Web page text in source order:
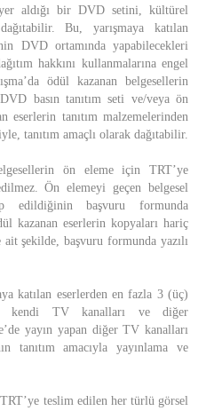
yer aldığı bir DVD setini, kültürel
Bu, yarışmaya katılan
DVD ortamında yapabilecekleri
hakkını kullanmalarına engel
ödül kazanan belgesellerin
basın tanıtım seti ve/veya ön
eserlerin tanıtım malzemelerinden
tanıtım amaçlı olarak dağıtabilir.
ön eleme için TRT’ye
Ön elemeyi geçen belgesel
edildiğinin başvuru formunda
kazanan eserlerin kopyaları hariç
şekilde, başvuru formunda yazılı
katılan eserlerden en fazla 3 (üç)
kendi TV kanalları ve diğer
yayın yapan diğer TV kanalları
tanıtım amacıyla yayınlama ve
TRT’ye teslim edilen her türlü görsel